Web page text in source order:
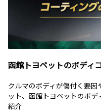
函館トヨペットのボディ
クルマのボディが傷付く要因
ット、函館トヨペットのボ
紹介